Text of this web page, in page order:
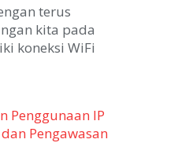
terus
kita pada
koneksi WiFi
Penggunaan IP
Pengawasan